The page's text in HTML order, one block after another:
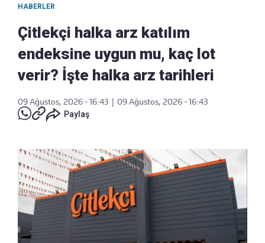
HABERLER
Çitlekçi halka arz katılım
endeksine uygun mu, kaç lot
verir? İşte halka arz tarihleri
09 Ağustos, 2026 - 16:43
09 Ağustos, 2026 - 16:43
Paylaş